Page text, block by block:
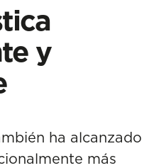
y
ha alcanzado
más